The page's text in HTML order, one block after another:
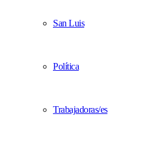
San Luis
Política
Trabajadoras/es